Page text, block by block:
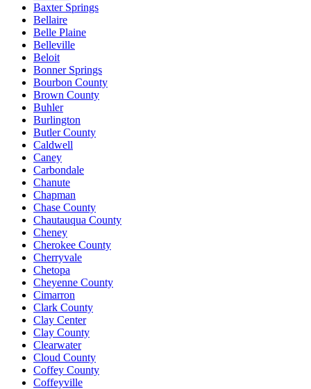
Baxter Springs
Bellaire
Belle Plaine
Belleville
Beloit
Bonner Springs
Bourbon County
Brown County
Buhler
Burlington
Butler County
Caldwell
Caney
Carbondale
Chanute
Chapman
Chase County
Chautauqua County
Cheney
Cherokee County
Cherryvale
Chetopa
Cheyenne County
Cimarron
Clark County
Clay Center
Clay County
Clearwater
Cloud County
Coffey County
Coffeyville